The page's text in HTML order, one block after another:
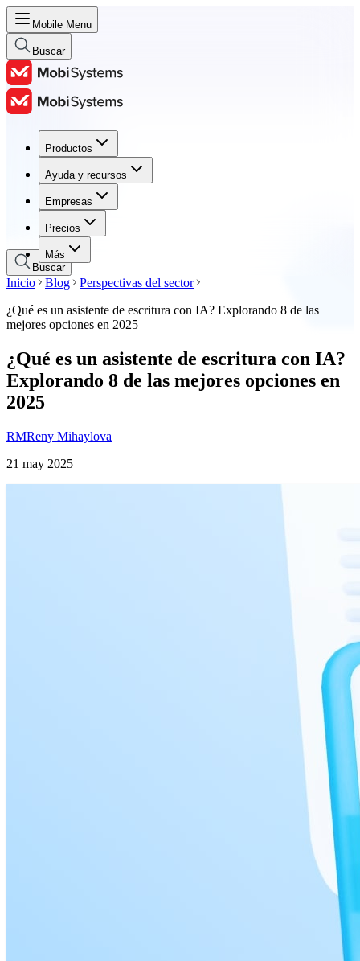
Mobile Menu
Buscar
Productos
Ayuda y recursos
Empresas
Precios
Más
Productos
Ayuda y recursos
Empresas
Precios
Buscar
Inicio Blog
Perspectivas del sector
¿Qué es un asistente de escritura con IA? Explorando 8 de las
mejores opciones en 2025
¿Qué es un asistente de escritura con IA?
Explorando 8 de las mejores opciones en
2025
RMReny Mihaylova
21 may 2025